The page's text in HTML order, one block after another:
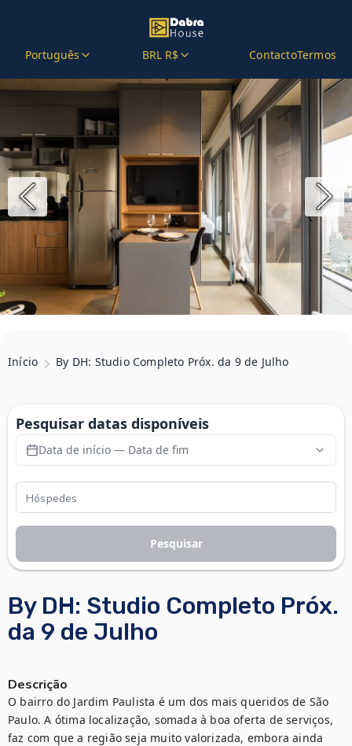
Português BRL R$ ContactoTermos
Início By DH: Studio Completo Próx. da 9 de Julho
By DH: Studio Completo Próx.
da 9 de Julho
Descrição
O bairro do Jardim Paulista é um dos mais queridos de São
Paulo. A ótima localização, somada à boa oferta de serviços,
faz com que a região seja muito valorizada, embora ainda
Pesquisar datas disponíveis
Data de início — Data de fim
Pesquisar